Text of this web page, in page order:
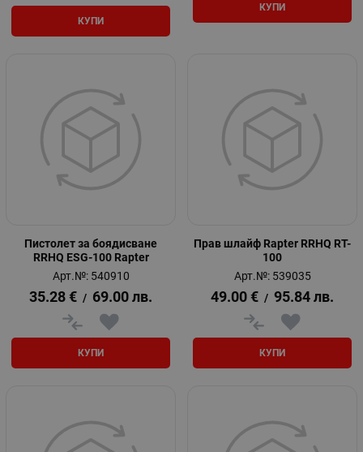
КУПИ
КУПИ
Пистолет за боядисване
RRHQ ESG-100 Rapter
Арт.№: 540910
35.28 € / 69.00 лв.
КУПИ
Прав шлайф Rapter RRHQ RT-
100
Арт.№: 539035
49.00 € / 95.84 лв.
КУПИ